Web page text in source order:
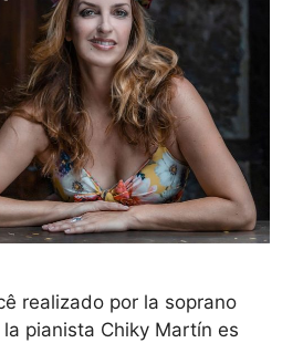
realizado por la soprano
pianista Chiky Martín es